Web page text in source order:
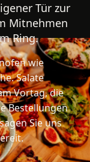
Tür zur
Mitnehmen
Ring.
wie
Salate
Vortag, die
Bestellungen
Sie uns